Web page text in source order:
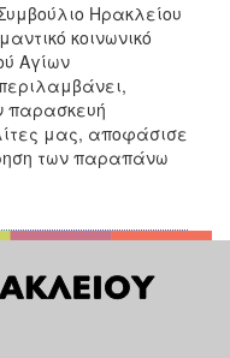
Ηρακλείου
κοινωνικό
Αγίων
παρασκευή
μας, αποφάσισε
των παραπάνω